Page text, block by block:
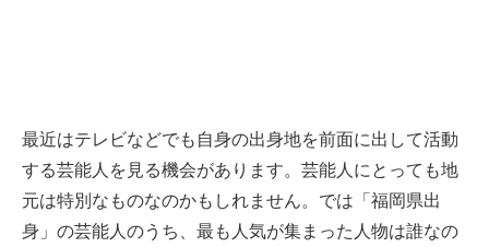
最近はテレビなどでも自身の出身地を前面に出して活動
する芸能人を見る機会があります。芸能人にとっても地
元は特別なものなのかもしれません。では「福岡県出
身」の芸能人のうち、最も人気が集まった人物は誰なの